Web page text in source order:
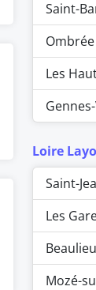
Saint-
Les
Loire
Saint-
Les
Mozé-